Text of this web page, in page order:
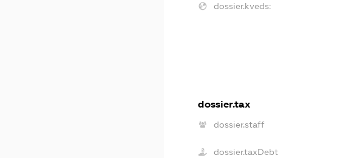
dossier.kveds:
dossier.tax
dossier.staff
dossier.taxDebt